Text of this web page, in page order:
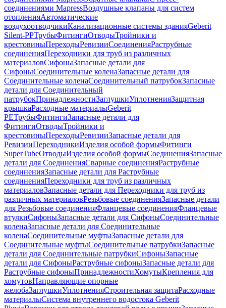
соединениями MapressВоздушные клапаны для систем
отопленияАвтоматические
воздухоотводчикиКанализационные системы зданияGeberit
Silent-PPТрубыФитингиОтводыТройники и
крестовиныПереходыРевизииСоединенияРаструбные
соединенияПереходники для труб из различных
материаловСифоныЗапасные детали для
СифоныСоединительные коленаЗапасные детали для
Соединительные коленаСоединительный патрубокЗапасные
детали для Соединительный
патрубокПринадлежностиЗаглушкиУплотненияЗащитная
крышкаРасходные материалыGeberit
PEТрубыФитингиЗапасные детали для
ФитингиОтводыТройники и
крестовиныПереходыРевизииЗапасные детали для
РевизииПереходникиИзделия особой формыФитинги
SuperTubeОтводыИзделия особой формыСоединенияЗапасные
детали для СоединенияСварные соединенияРаструбные
соединенияЗапасные детали для Раструбные
соединенияПереходники для труб из различных
материаловЗапасные детали для Переходники для труб из
различных материаловРезьбовые соединенияЗапасные детали
для Резьбовые соединенияФланцевые соединенияФланцевые
втулкиСифоныЗапасные детали для СифоныСоединительные
коленаЗапасные детали для Соединительные
коленаСоединительные муфтыЗапасные детали для
Соединительные муфтыСоединительные патрубкиЗапасные
детали для Соединительные патрубкиСифоныЗапасные
детали для СифоныРаструбные сифоныЗапасные детали для
Раструбные сифоныПринадлежностиХомутыКрепления для
хомутовНаправляющие опорные
желобаЗаглушкиУплотненияСтроительная защитаРасходные
материалыСистема внутреннего водостока Geberit